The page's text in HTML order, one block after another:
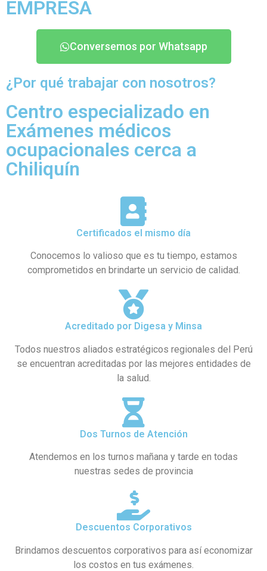
EMPRESA
Conversemos por Whatsapp
¿Por qué trabajar con nosotros?
Centro especializado en
Exámenes médicos
ocupacionales cerca a
Chiliquín
Certificados el mismo día
Conocemos lo valioso que es tu tiempo, estamos
comprometidos en brindarte un servicio de calidad.
Acreditado por Digesa y Minsa
Todos nuestros aliados estratégicos regionales del Perú
se encuentran acreditadas por las mejores entidades de
la salud.
Dos Turnos de Atención
Atendemos en los turnos mañana y tarde en todas
nuestras sedes de provincia
Descuentos Corporativos
Brindamos descuentos corporativos para así economizar
los costos en tus exámenes.